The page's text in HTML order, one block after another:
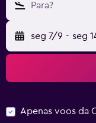
Para?
seg 7/9 - seg
Apenas voos da